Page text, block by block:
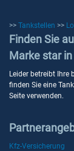
>> Tankstellen >>
Finden Sie
Marke star
Leider betreibt Ihre
finden Sie eine
Seite verwenden.
Kfz-Versicherung